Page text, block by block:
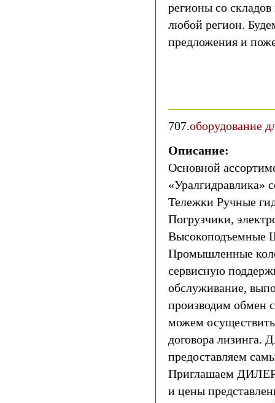
регионы со
любой регион.
предложения и
707.оборудование
Описание:
Основной
«Уралгидравлика»
Тележки Ручные
Погрузчики,
Высокоподъемные
Промышленные
сервисную
обслуживание,
производим обмен
можем
договора лизинга.
предоставляем
Приглашаем
и цены